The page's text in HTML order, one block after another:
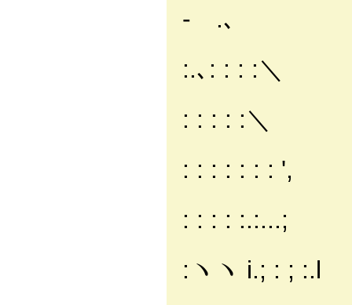
- .､
:.､: : : :＼
: : : : :＼
: : : : : : : ',
: : : : :.:...;
:ヽヽ i.; : ; :.l